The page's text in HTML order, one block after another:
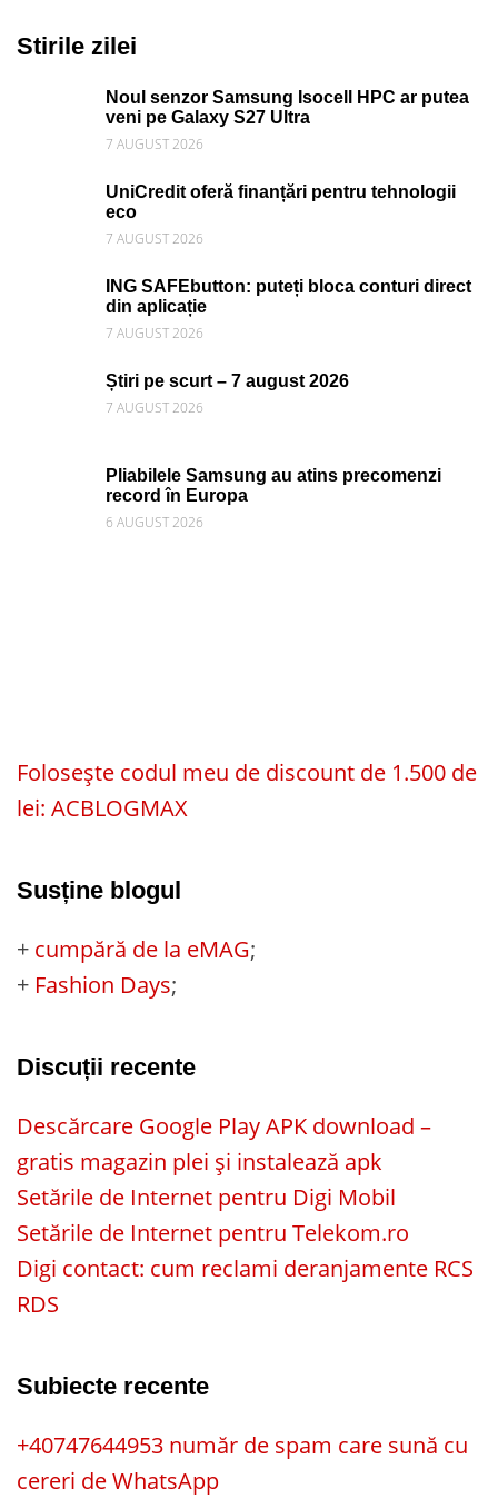
Stirile zilei
Noul senzor Samsung Isocell HPC ar putea
veni pe Galaxy S27 Ultra
7 AUGUST 2026
UniCredit oferă finanțări pentru tehnologii
eco
7 AUGUST 2026
ING SAFEbutton: puteți bloca conturi direct
din aplicație
7 AUGUST 2026
Știri pe scurt – 7 august 2026
7 AUGUST 2026
Pliabilele Samsung au atins precomenzi
record în Europa
6 AUGUST 2026
Folosește codul meu de discount de 1.500 de
lei: ACBLOGMAX
Susține blogul
+ cumpără de la eMAG;
+ Fashion Days;
Discuții recente
Descărcare Google Play APK download –
gratis magazin plei și instalează apk
Setările de Internet pentru Digi Mobil
Setările de Internet pentru Telekom.ro
Digi contact: cum reclami deranjamente RCS
RDS
Subiecte recente
+40747644953 număr de spam care sună cu
cereri de WhatsApp